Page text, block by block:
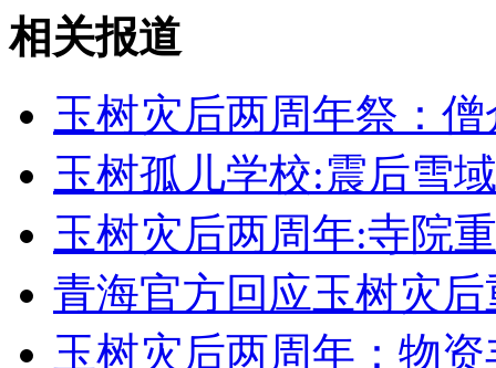
司机酒驾遇交警 急速倒车逃窜
相关报道
玉树灾后两周年祭：
玉树孤儿学校:震后雪
玉树灾后两周年:寺院
青海官方回应玉树灾
玉树灾后两周年：物